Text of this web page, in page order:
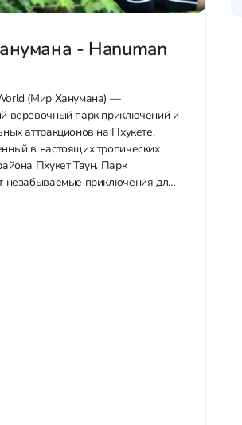
- Hanuman
(Мир Ханумана) —
веревочный парк приключений и
аттракционов на Пхукете,
в настоящих тропических
Пхукет Таун. Парк
незабываемые приключения для